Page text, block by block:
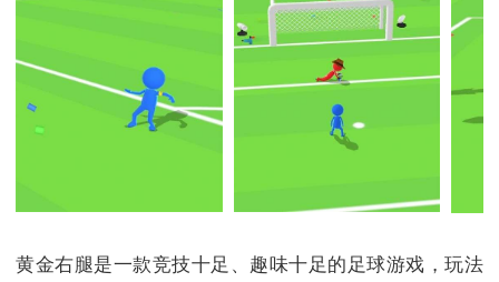
黄金右腿是一款竞技十足、趣味十足的足球游戏，玩法